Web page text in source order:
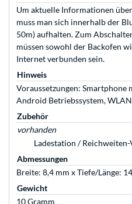
Um aktuelle Informationen
muss man sich innerhalb der
50m) aufhalten. Zum
müssen sowohl der Backofen
Internet verbunden sein.
Hinweis
Voraussetzungen: Smartphone
Android Betriebssystem,
Zubehör
vorhanden
Ladestation /
Abmessungen
Breite: 8,4 mm x Tiefe/Länge:
Gewicht
10 Gramm